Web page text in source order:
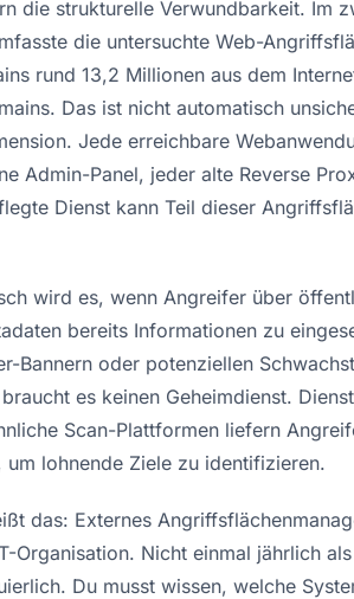
die strukturelle Verwundbarkeit. Im
die untersuchte Web-
rund 13,2 Millionen aus dem
Das ist nicht automatisch
Jede erreichbare
Admin-Panel, jeder alte Reverse
Dienst kann Teil dieser
wird es, wenn Angreifer über
bereits Informationen zu
Bannern oder potenziellen
es keinen Geheimdienst.
Scan-Plattformen liefern
um lohnende Ziele zu identifizieren.
das: Externes
Organisation. Nicht einmal jährlich
Du musst wissen, welche